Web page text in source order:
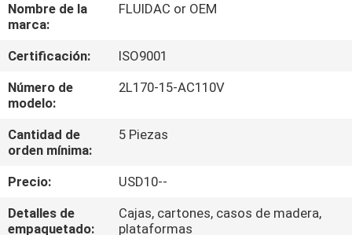
VIAJE
DE
LA
FÁBRICA
DE
CALIDAD
Nombre de la
marca:
FLUIDAC or OEM
Certificación:
ISO9001
Número de
modelo:
2L170-15-AC110V
Cantidad de
orden mínima:
5 Piezas
Precio:
USD10--
Detalles de
empaquetado:
Cajas, cartones, casos de madera,
plataformas